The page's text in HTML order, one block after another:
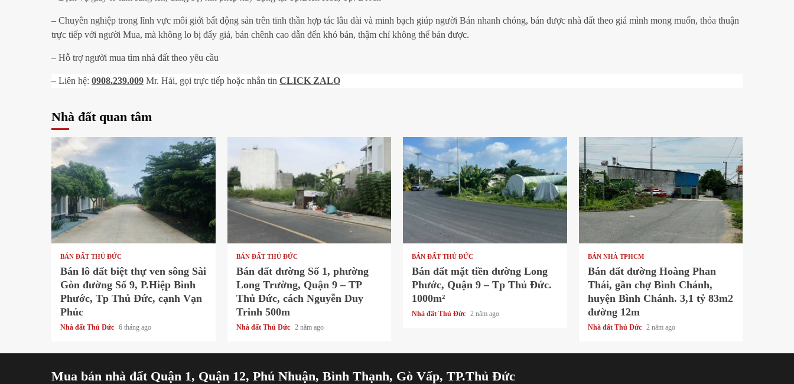
– Chuyên nghiệp trong lĩnh vực môi giới bất động sản trên tinh thần hợp tác lâu dài và minh bạch giúp người Bán nhanh chóng, bán được nhà đất theo giá mình mong muốn, thỏa thuận
trực tiếp với người Mua, mà không lo bị đẩy giá, bán chênh cao dẫn đến khó bán, thậm chí không thể bán được.
– Hỗ trợ người mua tìm nhà đất theo yêu cầu
– Liên hệ: 0908.239.009 Mr. Hải, gọi trực tiếp hoặc nhắn tin CLICK ZALO
Nhà đất quan tâm
1 min read
BÁN ĐẤT THỦ ĐỨC
Bán lô đất biệt thự ven sông Sài
Gòn đường Số 9, P.Hiệp Bình
Phước, Tp Thủ Đức, cạnh Vạn
Phúc
Nhà đất Thủ Đức 6 tháng ago
1 min read
BÁN ĐẤT THỦ ĐỨC
Bán đất đường Số 1, phường
Long Trường, Quận 9 – TP
Thủ Đức, cách Nguyễn Duy
Trinh 500m
Nhà đất Thủ Đức 2 năm ago
1 min read
BÁN ĐẤT THỦ ĐỨC
Bán đất mặt tiền đường Long
Phước, Quận 9 – Tp Thủ Đức.
1000m²
Nhà đất Thủ Đức 2 năm ago
BÁN NHÀ TPHCM
Bán đất đường Hoàng Phan
Thái, gần chợ Bình Chánh,
huyện Bình Chánh. 3,1 tỷ 83m2
đường 12m
Nhà đất Thủ Đức 2 năm ago
Mua bán nhà đất Quận 1, Quận 12, Phú Nhuận, Bình Thạnh, Gò Vấp, TP.Thủ Đức